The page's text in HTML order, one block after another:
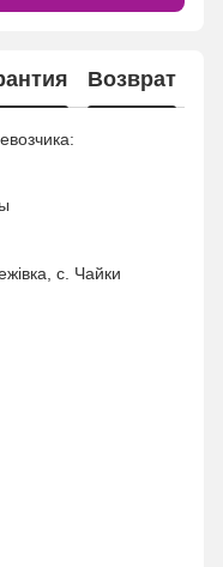
Возврат
с. Чайки